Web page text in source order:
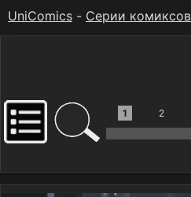
UniComics - Серии комиксов
1 2